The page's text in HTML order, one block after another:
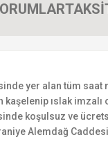
yer alan tüm
ıslak
koşulsuz ve
Alemdağ